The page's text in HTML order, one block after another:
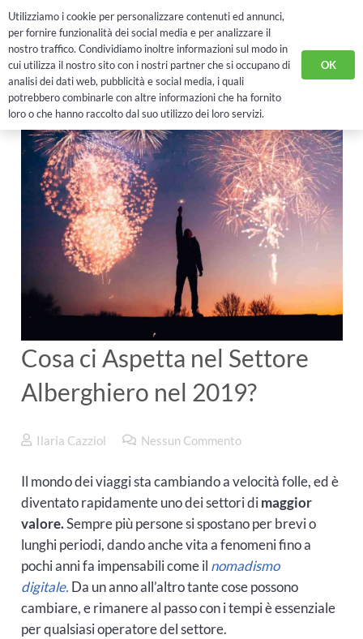
RICHIEDI DEMO
Cosa ci Aspetta nel Settore
Alberghiero nel 2019?
Ilaria Cazziol Nessun Commento
Il mondo dei viaggi sta cambiando a velocità folle, ed è
diventato rapidamente uno dei settori dimaggior
valore.Sempre più persone si spostano per brevi o
lunghi periodi, dando anche vita a fenomeni fino a
pochi anni fa impensabili come il nomadismo
digitale. Da un anno all’altro tante cose possono
cambiare, e rimanere al passo con i tempi è essenziale
per qualsiasi operatore del settore.
Utilizziamo i cookie per personalizzare contenuti ed annunci,
per fornire funzionalità dei social media e per analizzare il
nostro traffico. Condividiamo inoltre informazioni sul modo in
cui utilizza il nostro sito con i nostri partner che si occupano di
analisi dei dati web, pubblicità e social media, i quali
potrebbero combinarle con altre informazioni che ha fornito
loro o che hanno raccolto dal suo utilizzo dei loro servizi.
OK